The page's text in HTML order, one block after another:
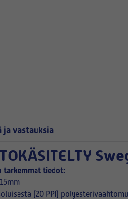
ja vastauksia
tarkemmat tiedot:
(20 PPI)